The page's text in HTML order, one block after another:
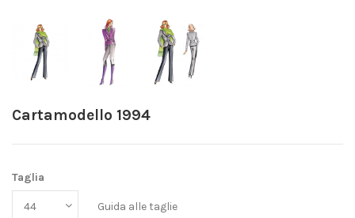
Cartamodello 1994
Taglia
Guida alle taglie